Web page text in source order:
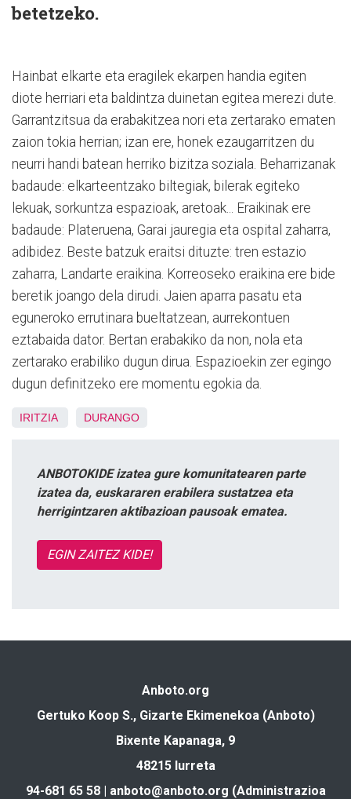
betetzeko.
Hainbat elkarte eta eragilek ekarpen handia egiten
diote herriari eta baldintza duinetan egitea merezi dute.
Garrantzitsua da erabakitzea nori eta zertarako ematen
zaion tokia herrian; izan ere, honek ezaugarritzen du
neurri handi batean herriko bizitza soziala. Beharrizanak
badaude: elkarteentzako biltegiak, bilerak egiteko
lekuak, sorkuntza espazioak, aretoak... Eraikinak ere
badaude: Plateruena, Garai jauregia eta ospital zaharra,
adibidez. Beste batzuk eraitsi dituzte: tren estazio
zaharra, Landarte eraikina. Korreoseko eraikina ere bide
beretik joango dela dirudi. Jaien aparra pasatu eta
eguneroko errutinara bueltatzean, aurrekontuen
eztabaida dator. Bertan erabakiko da non, nola eta
zertarako erabiliko dugun dirua. Espazioekin zer egingo
dugun definitzeko ere momentu egokia da.
IRITZIA DURANGO
ANBOTOKIDE izatea gure komunitatearen parte
izatea da, euskararen erabilera sustatzea eta
herrigintzaren aktibazioan pausoak ematea.
EGIN ZAITEZ KIDE!
Anboto.org
Gertuko Koop S., Gizarte Ekimenekoa (Anboto)
Bixente Kapanaga, 9
48215 Iurreta
94-681 65 58 | anboto@anboto.org (Administrazioa